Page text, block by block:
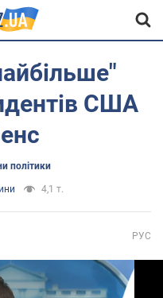
США
політики
4,1 т.
РУС